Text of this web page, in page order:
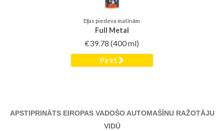
Eļļas piedeva mašīnām
Full Metal
€39.78 (400 ml)
Pirkt
APSTIPRINĀTS EIROPAS VADOŠO AUTOMAŠĪNU RAŽOTĀJU
VIDŪ